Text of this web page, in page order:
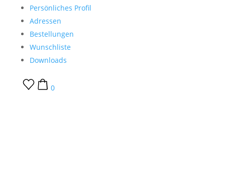
Persönliches Profil
Adressen
Bestellungen
Wunschliste
Downloads
0